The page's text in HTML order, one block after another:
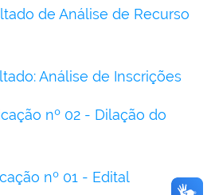
de Análise de Recurso
Análise de Inscrições
nº 02 - Dilação do
nº 01 - Edital